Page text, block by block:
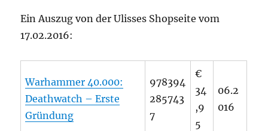
Ein Auszug von der Ulisses Shopseite vom
17.02.2016:
Warhammer 40.000:
Deathwatch – Erste
Gründung
978394
285743
7
€
34
,9
5
06.2
016